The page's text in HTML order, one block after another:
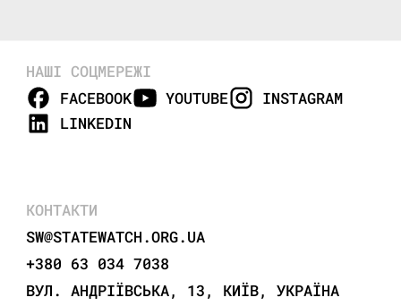
НАШІ СОЦМЕРЕЖІ
FACEBOOK
YOUTUBE
INSTAGRAM
LINKEDIN
КОНТАКТИ
SW@STATEWATCH.ORG.UA
+380 63 034 7038
ВУЛ. АНДРІЇВСЬКА, 13, КИЇВ, УКРАЇНА